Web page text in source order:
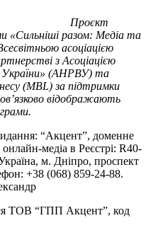
Проєкт
«Сильніші разом: Медіа та
асоціацією
з Асоціацією
України» (АНРВУ) та
(MBL) за підтримки
відображають
“Акцент”, доменне
онлайн-медіа в Реєстрі: R40-
м. Дніпро, проспект
+38 (068) 859-24-88.
ТОВ “ГПП Акцент”, код